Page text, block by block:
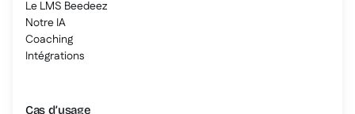
Le LMS Beedeez
Notre IA
Coaching
Intégrations
Cas d’usage